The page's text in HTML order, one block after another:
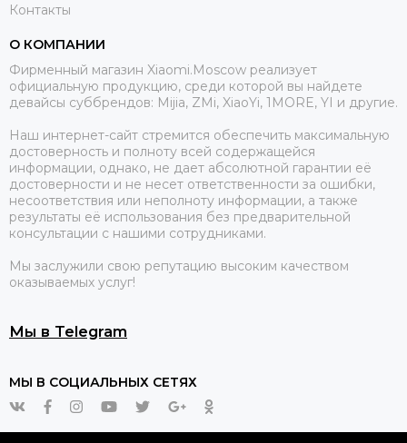
Контакты
О КОМПАНИИ
Фирменный магазин Xiaomi.Moscow реализует
официальную продукцию, среди которой вы найдете
девайсы суббрендов: Mijia, ZMi, XiaoYi, 1MORE, YI и другие.
Наш интернет-сайт стремится обеспечить максимальную
достоверность и полноту всей содержащейся
информации, однако, не дает абсолютной гарантии её
достоверности и не несет ответственности за ошибки,
несоответствия или неполноту информации, а также
результаты её использования без предварительной
консультации с нашими сотрудниками.
Мы заслужили свою репутацию высоким качеством
оказываемых услуг!
Мы в Telegram
МЫ В СОЦИАЛЬНЫХ СЕТЯХ